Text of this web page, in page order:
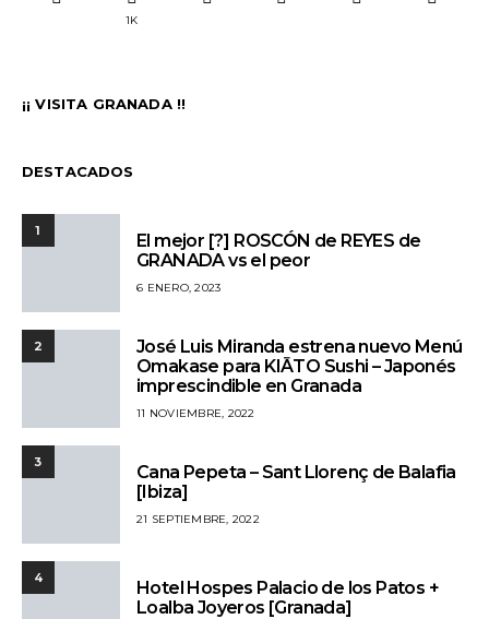
1K
¡¡ VISITA GRANADA !!
DESTACADOS
1
El mejor [?] ROSCÓN de REYES de
GRANADA vs el peor
6 ENERO, 2023
2
José Luis Miranda estrena nuevo Menú
Omakase para KIĀTO Sushi – Japonés
imprescindible en Granada
11 NOVIEMBRE, 2022
3
Cana Pepeta – Sant Llorenç de Balafia
[Ibiza]
21 SEPTIEMBRE, 2022
4
Hotel Hospes Palacio de los Patos +
Loalba Joyeros [Granada]